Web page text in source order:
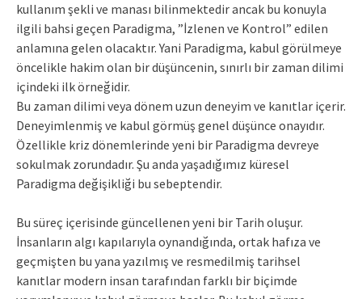
kullanım şekli ve manası bilinmektedir ancak bu konuyla
ilgili bahsi geçen Paradigma, ”İzlenen ve Kontrol” edilen
anlamına gelen olacaktır. Yani Paradigma, kabul görülmeye
öncelikle hakim olan bir düşüncenin, sınırlı bir zaman dilimi
içindeki ilk örneğidir.
Bu zaman dilimi veya dönem uzun deneyim ve kanıtlar içerir.
Deneyimlenmiş ve kabul görmüş genel düşünce onayıdır.
Özellikle kriz dönemlerinde yeni bir Paradigma devreye
sokulmak zorundadır. Şu anda yaşadığımız küresel
Paradigma değişikliği bu sebeptendir.
Bu süreç içerisinde güncellenen yeni bir Tarih oluşur.
İnsanların algı kapılarıyla oynandığında, ortak hafıza ve
geçmişten bu yana yazılmış ve resmedilmiş tarihsel
kanıtlar modern insan tarafından farklı bir biçimde